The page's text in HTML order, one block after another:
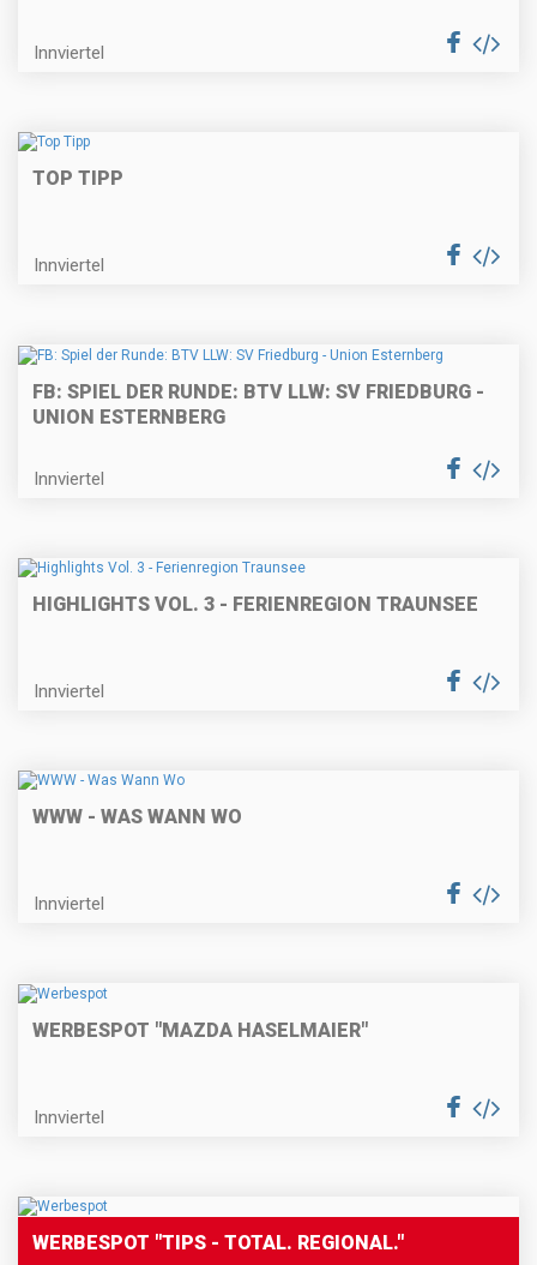
Innviertel
TOP TIPP
Innviertel
FB: SPIEL DER RUNDE: BTV LLW: SV FRIEDBURG -
UNION ESTERNBERG
Innviertel
HIGHLIGHTS VOL. 3 - FERIENREGION TRAUNSEE
Innviertel
WWW - WAS WANN WO
Innviertel
WERBESPOT "MAZDA HASELMAIER"
Innviertel
WERBESPOT "TIPS - TOTAL. REGIONAL."